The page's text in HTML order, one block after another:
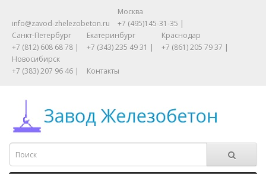
info@zavod-zhelezobeton.ru
Москва
+7 (495)145-31-35 |
Санкт-Петербург
+7 (812) 608 68 78 |
Екатеринбург
+7 (343) 235 49 31 |
Краснодар
+7 (861) 205 79 37 |
Новосибирск
+7 (383) 207 96 46 |
Контакты